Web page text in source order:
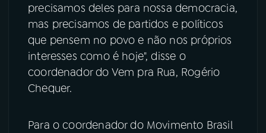
precisamos deles para nossa democracia,
mas precisamos de partidos e políticos
que pensem no povo e não nos próprios
interesses como é hoje", disse o
coordenador do Vem pra Rua, Rogério
Chequer.
Para o coordenador do Movimento Brasil